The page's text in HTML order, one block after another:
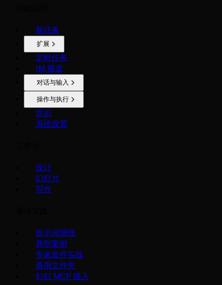
新任务
扩展
定时任务
IM 频道
对话与输入
操作与执行
意识
系统设置
设计
幻灯片
写作
提示词增强
典型案例
专家套件实战
善用文件夹
钉钉 MCP 接入